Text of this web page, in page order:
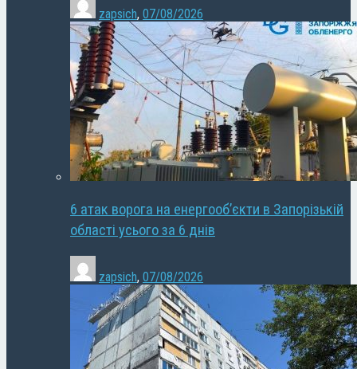
zapsich, 07/08/2026
6 атак ворога на енергооб’єкти в Запорізькій
області усього за 6 днів
zapsich, 07/08/2026